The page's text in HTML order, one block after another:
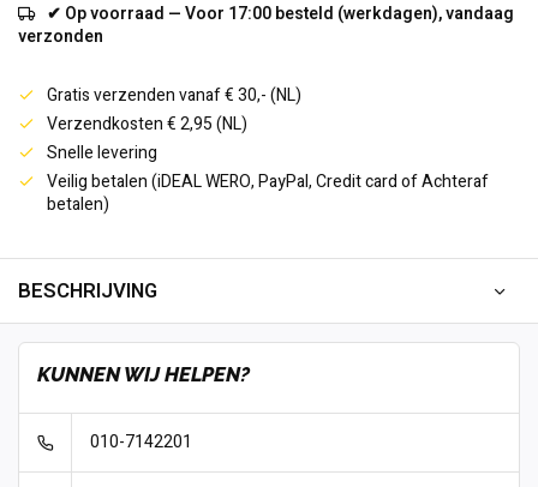
✔ Op voorraad — Voor 17:00 besteld (werkdagen), vandaag
verzonden
Gratis verzenden vanaf € 30,- (NL)
Verzendkosten € 2,95 (NL)
Snelle levering
Veilig betalen (iDEAL WERO, PayPal, Credit card of Achteraf
betalen)
BESCHRIJVING
KUNNEN WIJ HELPEN?
010-7142201